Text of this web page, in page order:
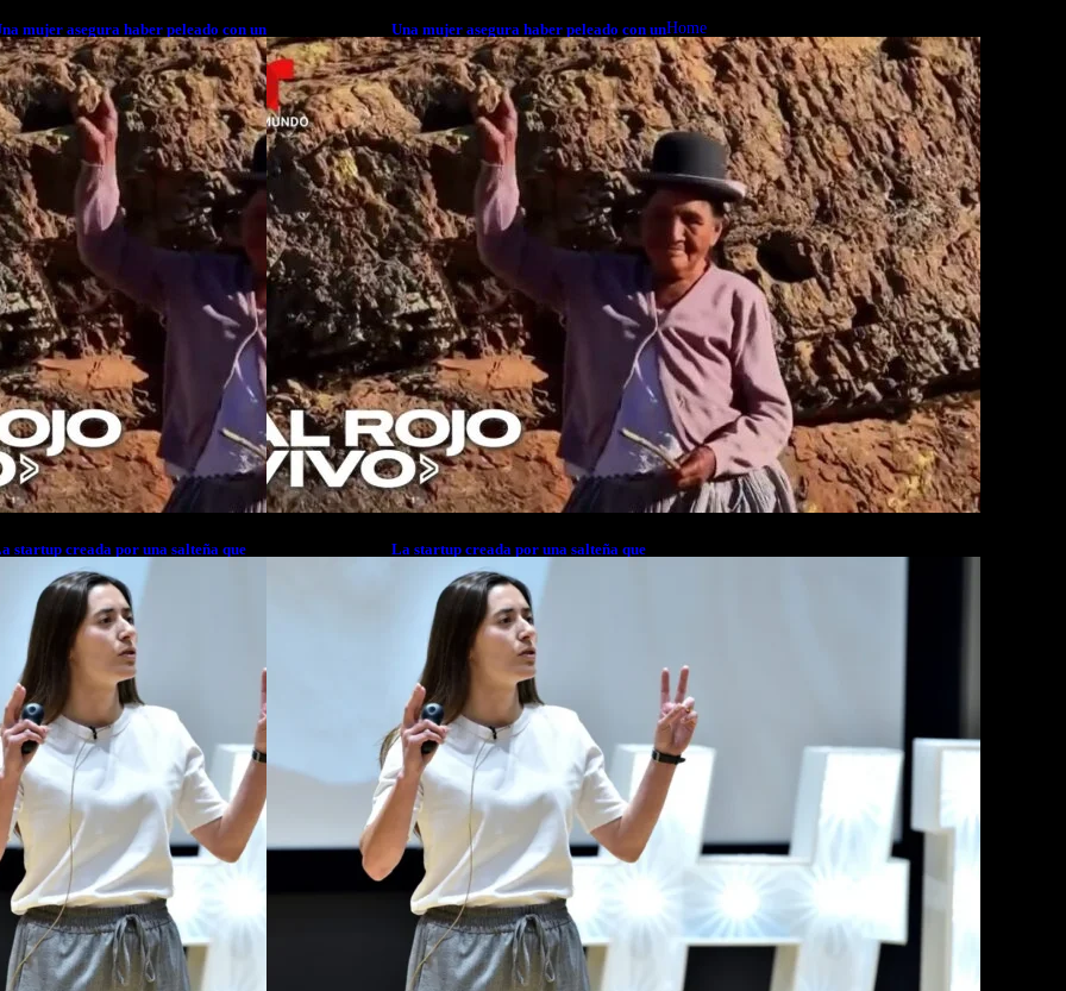
mujer asegura haber peleado con un
cuerpo a cuerpo
startup creada por una salteña que
resolver el estrés financiero en
Una mujer asegura haber peleado con un
extraterrestre cuerpo a cuerpo
La startup creada por una salteña que
busca resolver el estrés financiero en
Latinoamérica
Home
Business
Lifestyle
Magazine
Photography
Travel
Technology